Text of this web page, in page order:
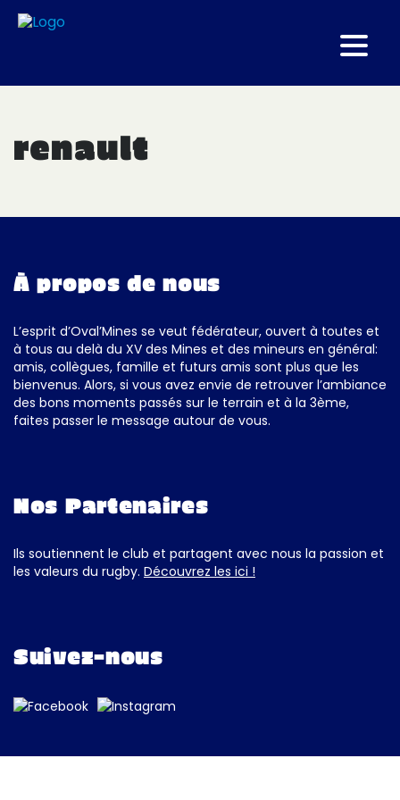
renault
GAZETTES OVAL'MINES
À propos de nous
L’esprit d’Oval’Mines se veut fédérateur, ouvert à toutes et
à tous au delà du XV des Mines et des mineurs en général:
amis, collègues, famille et futurs amis sont plus que les
bienvenus. Alors, si vous avez envie de retrouver l’ambiance
des bons moments passés sur le terrain et à la 3ème,
faites passer le message autour de vous.
Nos Partenaires
Ils soutiennent le club et partagent avec nous la passion et
les valeurs du rugby. Découvrez les ici !
Suivez-nous